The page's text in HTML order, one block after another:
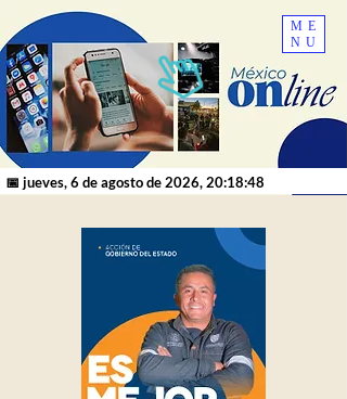
ME
NU
📅 jueves, 6 de agosto de 2026, 20:18:48